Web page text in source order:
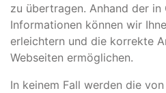
zu übertragen. Anhand der in
Informationen können wir
erleichtern und die korrekte
Webseiten ermöglichen.
In keinem Fall werden die